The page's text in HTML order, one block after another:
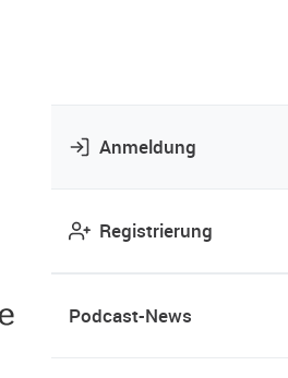
Anmeldung
Registrierung
Podcast-News